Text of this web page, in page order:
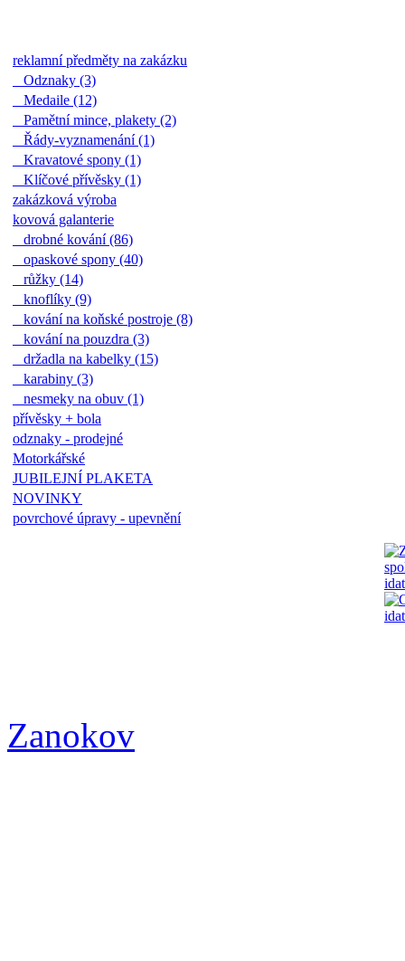
reklamní předměty na zakázku
Odznaky (3)
Medaile (12)
Pamětní mince, plakety (2)
Řády-vyznamenání (1)
Kravatové spony (1)
Klíčové přívěsky (1)
zakázková výroba
kovová galanterie
drobné kování (86)
opaskové spony (40)
růžky (14)
knoflíky (9)
kování na koňské postroje (8)
kování na pouzdra (3)
držadla na kabelky (15)
karabiny (3)
nesmeky na obuv (1)
přívěsky + bola
odznaky - prodejné
Motorkářské
JUBILEJNÍ PLAKETA
NOVINKY
povrchové úpravy - upevnění
Zanokov